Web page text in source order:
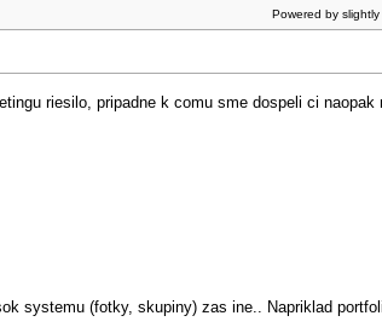
Powered by
riesilo, pripadne k comu sme dospeli ci naopak
systemu (fotky, skupiny) zas ine.. Napriklad